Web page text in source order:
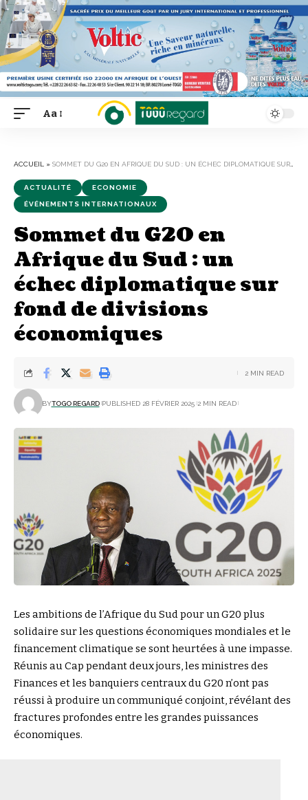
Font
Aa
ACCUEIL » SOMMET DU G20 EN AFRIQUE DU SUD : UN ÉCHEC DIPLOMATIQUE SUR FOND DE DIVISIONS ÉCONOMIQUES
ACTUALITÉ ECONOMIE
ÉVÉNEMENTS INTERNATIONAUX
Sommet du G20 en
Afrique du Sud : un
échec diplomatique sur
fond de divisions
économiques
BYTOGO REGARD PUBLISHED 28 FÉVRIER 2025 2 MIN READ
2 MIN READ
Les ambitions de l’Afrique du Sud pour un G20 plus
solidaire sur les questions économiques mondiales et le
financement climatique se sont heurtées à une impasse.
Réunis au Cap pendant deux jours, les ministres des
Finances et les banquiers centraux du G20 n’ont pas
réussi à produire un communiqué conjoint, révélant des
fractures profondes entre les grandes puissances
économiques.